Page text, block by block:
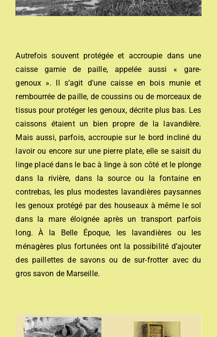
Autrefois souvent protégée et accroupie dans une
caisse garnie de paille, appelée aussi « gare-
genoux ». Il s’agit d’une caisse en bois munie et
rembourrée de paille, de coussins ou de morceaux de
tissus pour protéger les genoux, décrite plus bas. Les
caissons étaient un bien propre de la lavandière.
Mais aussi, parfois, accroupie sur le bord incliné du
lavoir ou encore sur une pierre plate, elle se saisit du
linge placé dans le bac à linge à son côté et le plonge
dans la rivière, dans la source ou la fontaine en
contrebas, les plus modestes lavandières paysannes
les genoux protégé par des houseaux à même le sol
dans la mare éloignée après un transport parfois
long. À la Belle Époque, les lavandières ou les
ménagères plus fortunées ont la possibilité d’ajouter
des paillettes de savons ou de sur-frotter avec du
gros savon de Marseille.